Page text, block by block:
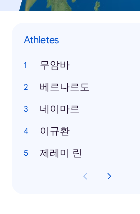
Athletes
무암바
베르나르도
네이마르
이규환
제레미 린